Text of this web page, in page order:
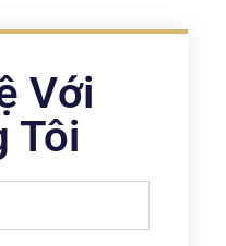
Với
Tôi